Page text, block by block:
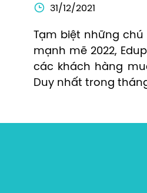
31/12/2021
Tạm biệt những chú
mạnh mẽ 2022,
các khách hàng
Duy nhất trong